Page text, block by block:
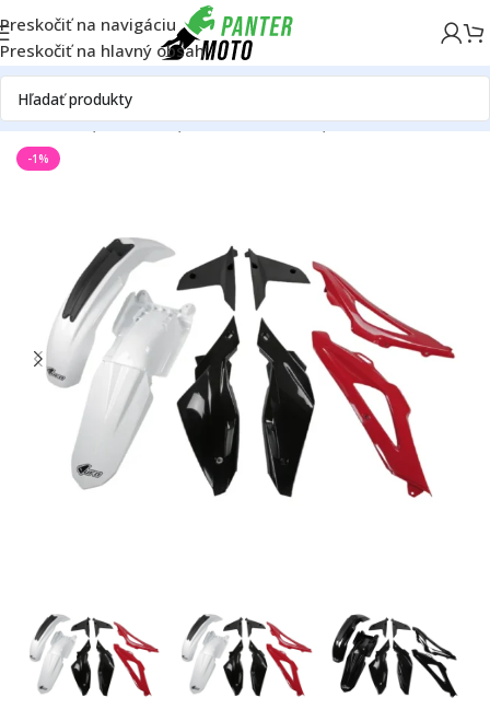
Preskočiť na navigáciu
Preskočiť na hlavný obsah
HusqvarnaHusqvarna TC 250Husqvarna TC 250 2009
-1%